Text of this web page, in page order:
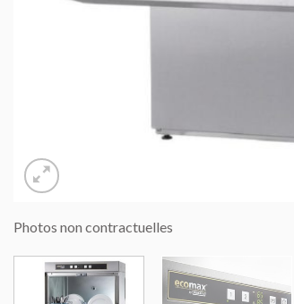
Photos non contractuelles